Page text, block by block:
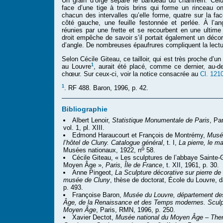
face d’une tige à trois brins qui forme un rinceau
chacun des intervalles qu’elle forme, quatre sur la
côté gauche, une feuille festonnée et perlée. À
réunies par une frette et se recourbent en une
droit empêche de savoir s’il portait également un
d’angle. De nombreuses épaufrures compliquent la
Selon Cécile Giteau, ce tailloir, qui est très proche
au Louvre1
, aurait été placé, comme ce dernier, au-
chœur. Sur ceux-ci, voir la notice consacrée au Cl.
1 . RF 488. Baron, 1996, p. 42.
Bibliographie
Albert Lenoir, Statistique Monumentale de Paris ,
vol. 1, pl. XIII.
Edmond Haraucourt et François de Montrémy,
l’hôtel de Cluny. Catalogue général , t. I, La pierre, le
Musées nationaux, 1922, no 58.
Cécile Giteau, « Les sculptures de l’abbaye
Moyen Âge », Paris, Île de France , t. XII, 1961, p. 30.
Anne Pingeot, La Sculpture décorative sur pierre
musée de Cluny , thèse de doctorat, École du Louvre,
p. 493.
Françoise Baron, Musée du Louvre, département
Âge, de la Renaissance et des Temps modernes.
Moyen Âge , Paris, RMN, 1996, p. 250.
Xavier Dectot, Musée national du Moyen Âge –